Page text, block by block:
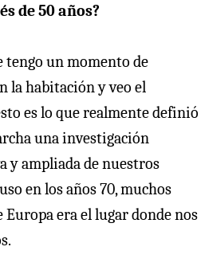
de 50 años?
tengo un momento de
la habitación y veo el
es lo que realmente definió
una investigación
y ampliada de nuestros
en los años 70, muchos
era el lugar donde nos